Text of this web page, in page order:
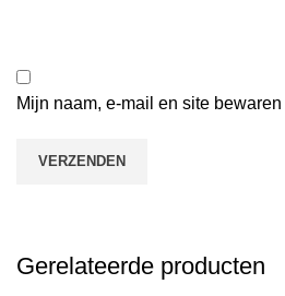
Mijn naam, e-mail en site
Gerelateerde producten